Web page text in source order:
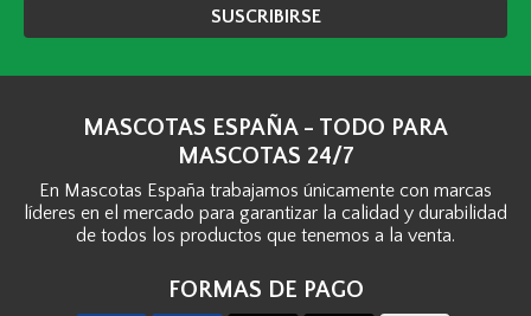
SUSCRIBIRSE
MASCOTAS ESPAÑA - TODO PARA
MASCOTAS 24/7
En Mascotas España trabajamos únicamente con marcas
líderes en el mercado para garantizar la calidad y durabilidad
de todos los productos que tenemos a la venta.
FORMAS DE PAGO